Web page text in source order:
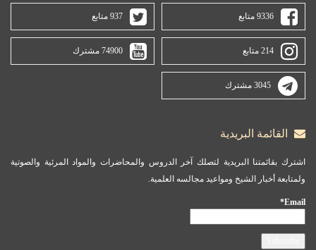
9336 متابع 937 متابع
214 متابع 74900 مشترك
3045 مشترك
القائمة البريدية
اشترك بقائمتنا البريدية لتصلك آخر الدروس والمحاضرات والمواد المرئية والصوتية
ولمتابعة أخبار الشيخ ومواعيد مجالسه العلمية.
Email*